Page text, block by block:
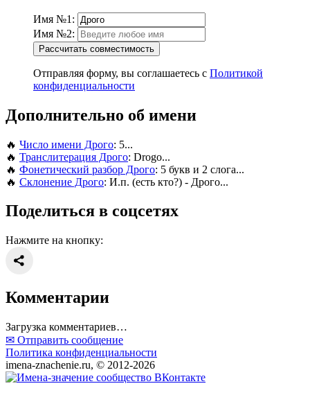
Имя №1:
Имя №2:
Рассчитать совместимость
Отправляя форму, вы соглашаетесь с Политикой
конфиденциальности
Дополнительно об имени
🔥 Число имени Дрого: 5...
🔥 Транслитерация Дрого: Drogo...
🔥 Фонетический разбор Дрого: 5 букв и 2 слога...
🔥 Склонение Дрого: И.п. (есть кто?) - Дрого...
Поделиться в соцсетях
Нажмите на кнопку:
Комментарии
Загрузка комментариев…
✉ Отправить сообщение
Политика конфиденциальности
imena-znachenie.ru, © 2012-2026